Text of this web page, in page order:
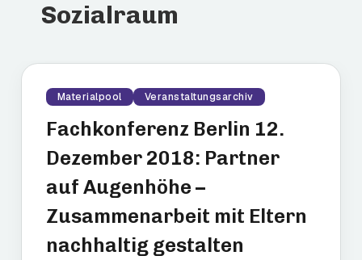
Sozialraum
Materialpool Veranstaltungsarchiv
Fachkonferenz Berlin 12.
Dezember 2018: Partner
auf Augenhöhe –
Zusammenarbeit mit Eltern
nachhaltig gestalten